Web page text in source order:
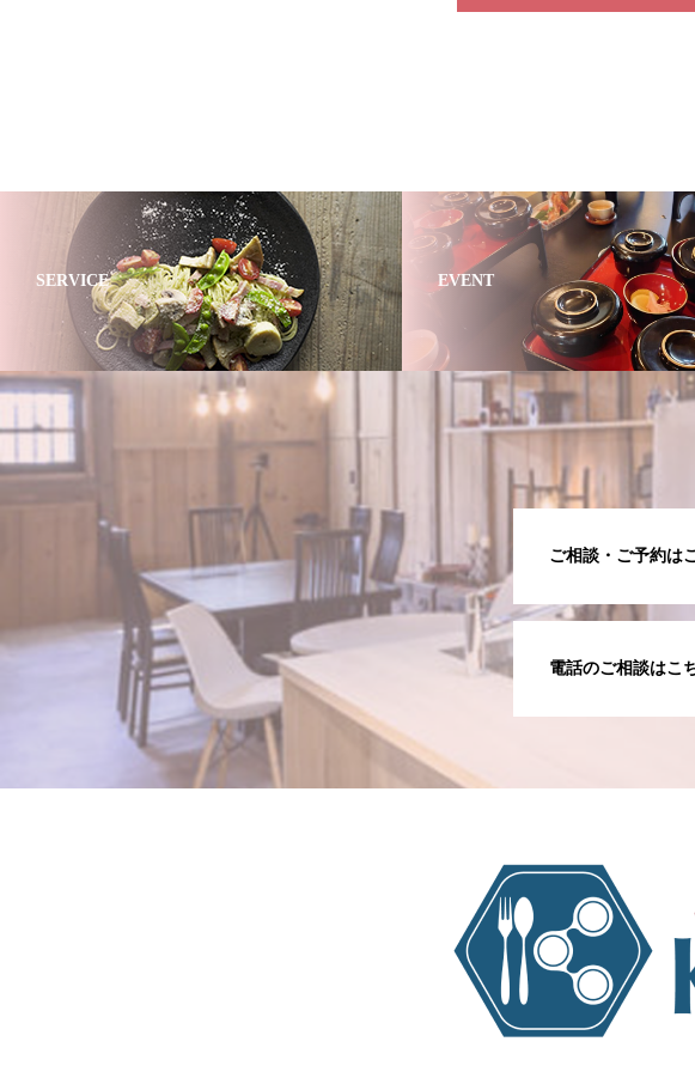
SERVICE EVENT
ご相談・ご予約は
電話のご相談はこ